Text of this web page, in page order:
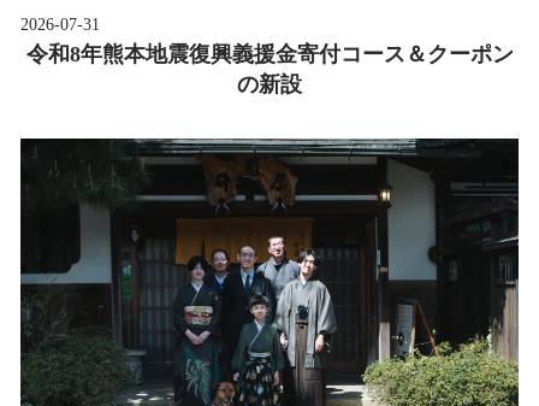
2026-07-31
令和8年熊本地震復興義援金寄付コース＆クーポン
の新設